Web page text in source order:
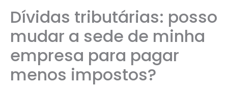
Dívidas tributárias: posso
mudar a sede de minha
empresa para pagar
menos impostos?